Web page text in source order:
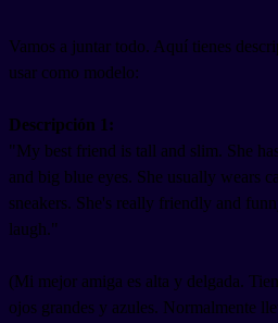
Vamos a juntar todo. Aquí tienes
usar como modelo:
Descripción 1:
"My best friend is tall and slim. She
and big blue eyes. She usually wears
sneakers. She's really friendly and
laugh."
(Mi mejor amiga es alta y delgada.
ojos grandes y azules. Normalmente